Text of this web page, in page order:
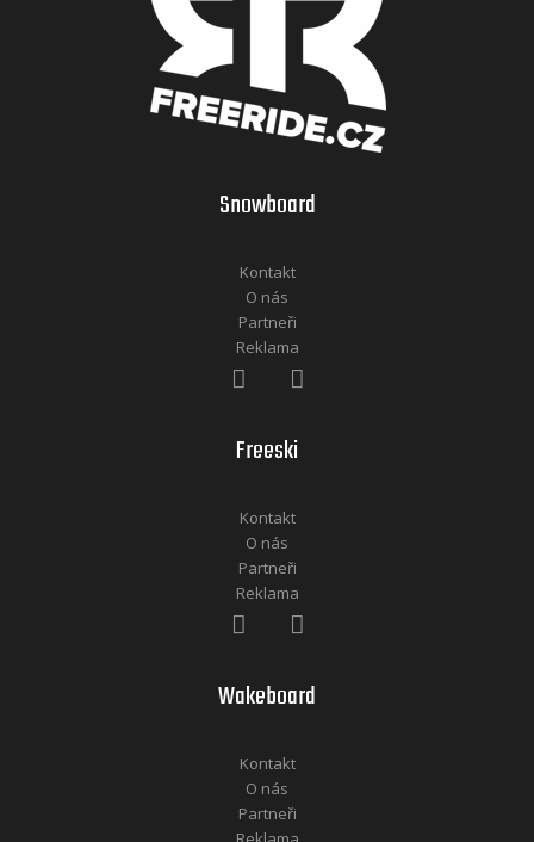
Snowboard
Kontakt
O nás
Partneři
Reklama
Freeski
Kontakt
O nás
Partneři
Reklama
Wakeboard
Kontakt
O nás
Partneři